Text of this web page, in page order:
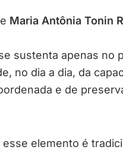
e Maria Antônia Tonin
sustenta apenas no
no dia a dia, da
e de
elemento é